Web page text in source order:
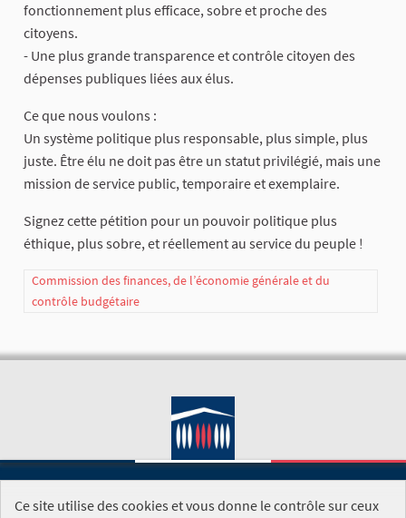
fonctionnement plus efficace, sobre et proche des
citoyens.
- Une plus grande transparence et contrôle citoyen des
dépenses publiques liées aux élus.
Ce que nous voulons :
Un système politique plus responsable, plus simple, plus
juste. Être élu ne doit pas être un statut privilégié, mais une
mission de service public, temporaire et exemplaire.
Signez cette pétition pour un pouvoir politique plus
éthique, plus sobre, et réellement au service du peuple !
Commission des finances, de l’économie générale et du
contrôle budgétaire
SITE DE L'ASSEMBLÉE NATIONALE
Ce site utilise des cookies et vous donne le contrôle sur ceux